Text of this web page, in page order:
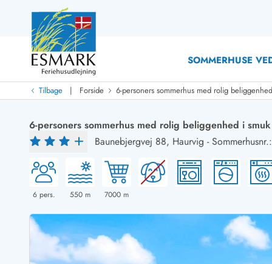
SOMMERHUSE
Last Minute
Last minute
Nyheder
Nyheder hos Esmark Med swimmingpoolSommerhuse med hund
Nyrenoverede sommerhuse
Sommerhuse med slutrengøring inklusive
Sommerhuse tæt ved vandet
Nybyggede sommerhuse
Sommerhuse med sauna
Røgfrie/ikke-ryger sommerhuse
Feriehuse
Tilbage | Forside 6-personers sommerhus med rolig
6-personers sommerhus med rolig beliggenhed i
Baunebjergvej 88, Haurvig -
6pers. 550 m 7000 m